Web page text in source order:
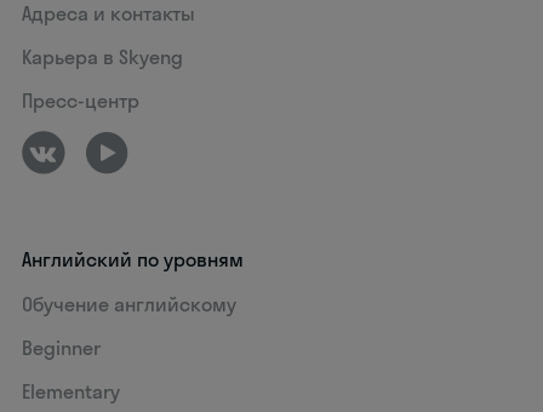
Адреса и контакты
Карьера в Skyeng
Пресс-центр
Английский по уровням
Обучение английскому
Beginner
Elementary